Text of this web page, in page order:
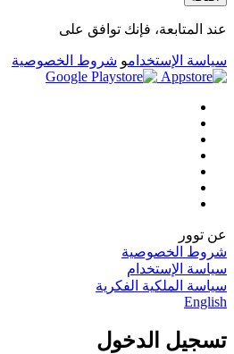
عند المتابعة، فإنك توافق على
سياسة الإستخدامو شروط الخصوصية
عن توور
شروط الخصوصية
سياسة الإستخدام
سياسة الملكية الفكرية
English
تسجيل الدخول